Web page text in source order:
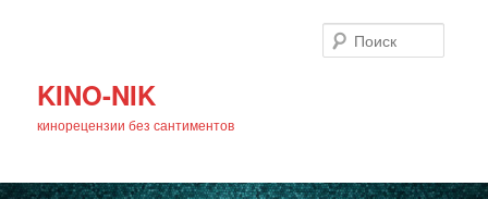
KINO-NIK
кинорецензии без сантиментов